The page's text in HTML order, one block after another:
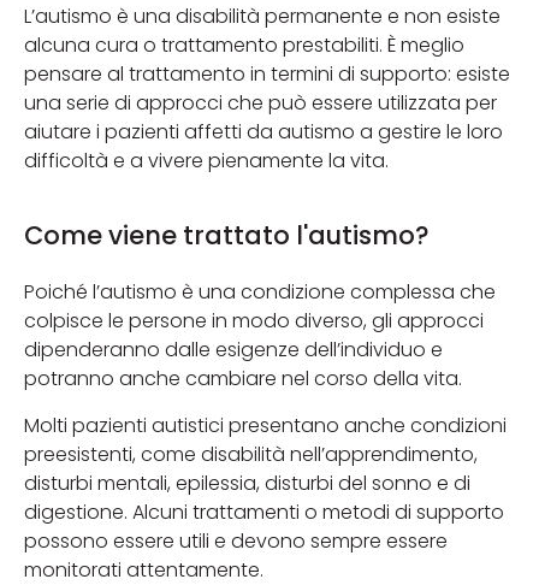
L’autismo è una disabilità permanente e non esiste
alcuna cura o trattamento prestabiliti. È meglio
pensare al trattamento in termini di supporto: esiste
una serie di approcci che può essere utilizzata per
aiutare i pazienti affetti da autismo a gestire le loro
difficoltà e a vivere pienamente la vita.
Come viene trattato l'autismo?
Poiché l’autismo è una condizione complessa che
colpisce le persone in modo diverso, gli approcci
dipenderanno dalle esigenze dell’individuo e
potranno anche cambiare nel corso della vita.
Molti pazienti autistici presentano anche condizioni
preesistenti, come disabilità nell’apprendimento,
disturbi mentali, epilessia, disturbi del sonno e di
digestione. Alcuni trattamenti o metodi di supporto
possono essere utili e devono sempre essere
monitorati attentamente.